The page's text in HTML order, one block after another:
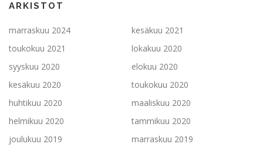
ARKISTOT
marraskuu 2024
kesäkuu 2021
toukokuu 2021
lokakuu 2020
syyskuu 2020
elokuu 2020
kesäkuu 2020
toukokuu 2020
huhtikuu 2020
maaliskuu 2020
helmikuu 2020
tammikuu 2020
joulukuu 2019
marraskuu 2019